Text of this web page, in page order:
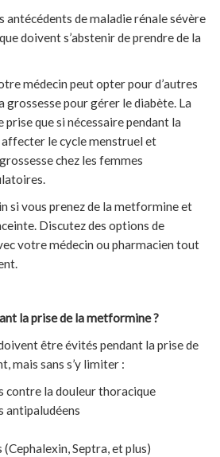
antécédents de maladie rénale sévère
doivent s’abstenir de prendre de la
médecin peut opter pour d’autres
grossesse pour gérer le diabète. La
que si nécessaire pendant la
le cycle menstruel et
chez les femmes
si vous prenez de la metformine et
Discutez des options de
votre médecin ou pharmacien tout
la prise de la metformine ?
être évités pendant la prise de
mais sans s’y limiter :
contre la douleur thoracique
antipaludéens
Septra, et plus)